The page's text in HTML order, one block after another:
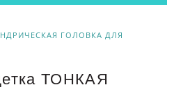
ГОЛОВКА ДЛЯ
ТОНКАЯ